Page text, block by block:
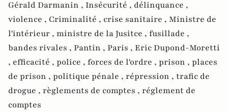
Gérald Darmanin , Insécurité , délinquance ,
violence , Criminalité , crise sanitaire , Ministre de
l'intérieur , ministre de la Jusitce , fusillade ,
bandes rivales , Pantin , Paris , Eric Dupond-Moretti
, efficacité , police , forces de l'ordre , prison , places
de prison , politique pénale , répression , trafic de
drogue , règlements de comptes , réglement de
comptes